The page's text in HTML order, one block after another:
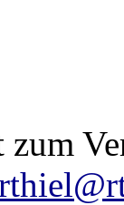
zum